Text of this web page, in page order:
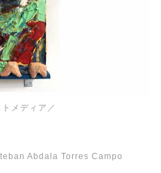
メディア／
Abdala Torres Campo